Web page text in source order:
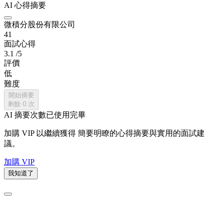
AI 心得摘要
微積分股份有限公司
41
面試心得
3.1 /5
評價
低
難度
開始摘要
剩餘 0 次
AI 摘要次數已使用完畢
加購 VIP 以繼續獲得 簡要明瞭的心得摘要與實用的面試建
議。
加購 VIP
我知道了